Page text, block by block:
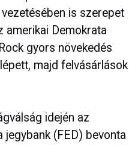
is szerepet
amerikai Demokrata
gyors növekedés
majd felvásárlások
idején az
jegybank (FED) bevonta